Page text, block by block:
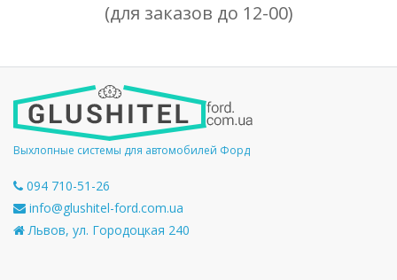
(для заказов до 12-00)
Выхлопные системы для автомобилей Форд
094 710-51-26
info@glushitel-ford.com.ua
Львов, ул. Городоцкая 240